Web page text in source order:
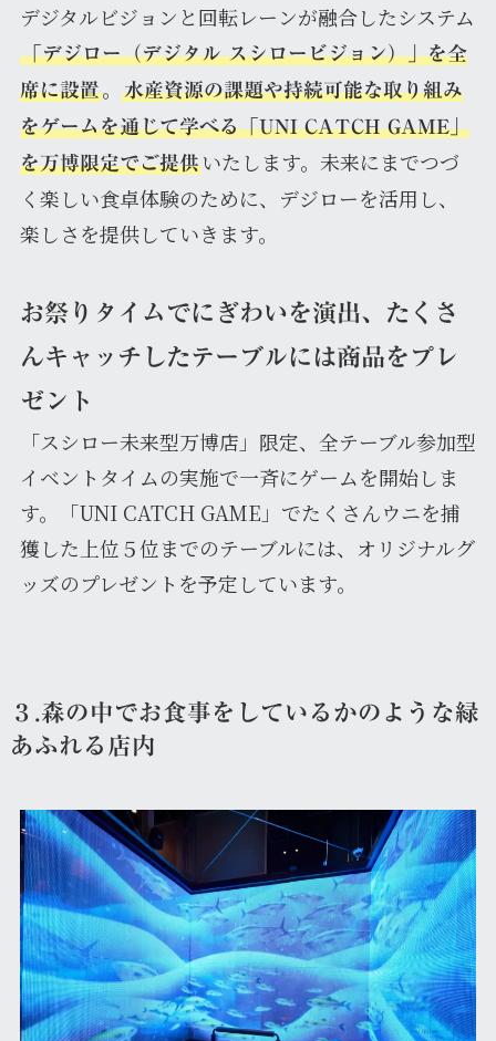
デジタルビジョンと回転レーンが融合したシステム
「デジロー（デジタル スシロービジョン）」を全
席に設置。
水産資源の課題や持続可能な取り組み
をゲームを通じて学べる「UNI CATCH GAME」
を万博限定でご提供いたします。未来にまでつづ
く楽しい食卓体験のために、デジローを活用し、
楽しさを提供していきます。
お祭りタイムでにぎわいを演出、たくさ
んキャッチしたテーブルには商品をプレ
ゼント
「スシロー未来型万博店」限定、全テーブル参加型
イベントタイムの実施で一斉にゲームを開始しま
す。「UNI CATCH GAME」でたくさんウニを捕
獲した上位５位までのテーブルには、オリジナルグ
ッズのプレゼントを予定しています。
３.森の中でお食事をしているかのような緑
あふれる店内